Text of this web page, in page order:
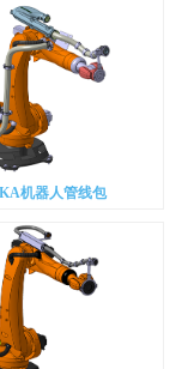
机器人管线包